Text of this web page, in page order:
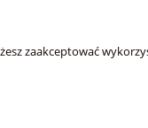
zaakceptować